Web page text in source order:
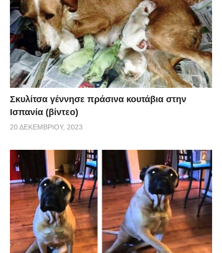
Σκυλίτσα γέννησε πράσινα κουτάβια στην
Ισπανία (βίντεο)
20 ΔΕΚΕΜΒΡΊΟΥ, 2023